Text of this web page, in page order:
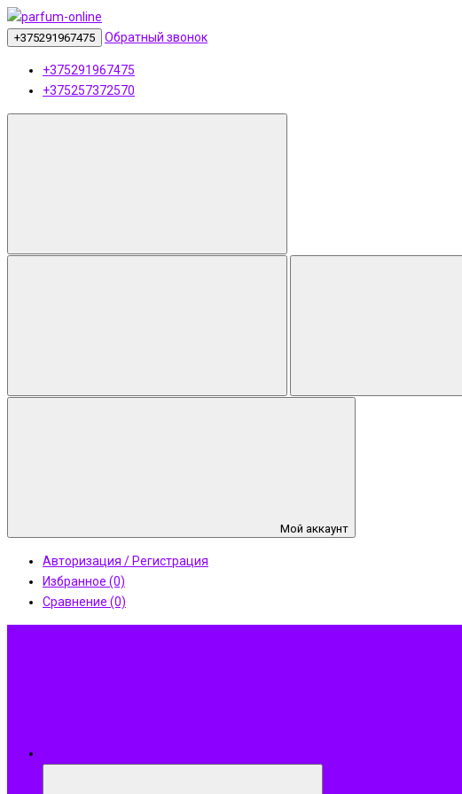
+375291967475 Обратный звонок
+375291967475
+375257372570
Мой аккаунт
Авторизация / Регистрация
Избранное (0)
Сравнение (0)